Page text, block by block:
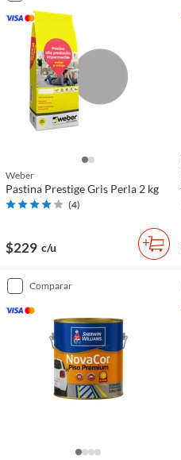
Weber
Pastina Prestige Gris Perla 2 kg
(4)
$229 c/u
comparar